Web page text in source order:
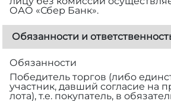
ОАО «Сбер Банк».
Обязанности и
Обязанности
Победитель торгов (либо
участник, давший согласие на
лота), т.е. покупатель, в